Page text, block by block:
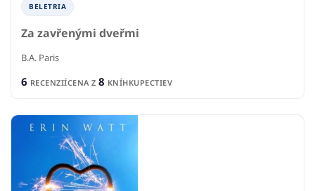
BELETRIA
Za zavřenými dveřmi
B.A. Paris
6 RECENZIÍCENA Z 8 KNÍHKUPECTIEV